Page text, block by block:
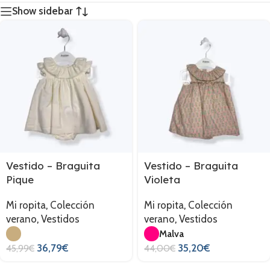
Show sidebar
Vestido – Braguita
Pique
Mi ropita, Colección
verano, Vestidos
45,99€ 36,79€
Vestido – Braguita
Violeta
Mi ropita, Colección
verano, Vestidos
Malva
44,00€ 35,20€